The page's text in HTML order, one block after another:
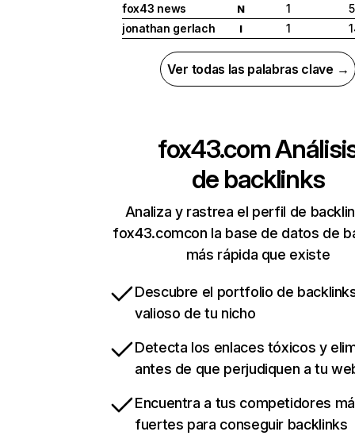
fox43 news
N 1
jonathan gerlach
I 1
Ver todas las palabras clave →
fox43.com
de backlinks
Analiza y rastrea el perfil de
fox43.comcon la base de datos de
más rápida que existe
Descubre el portfolio de
valioso de tu nicho
Detecta los enlaces tóxicos y
antes de que perjudiquen a tu
Encuentra a tus competidores
fuertes para conseguir backlinks